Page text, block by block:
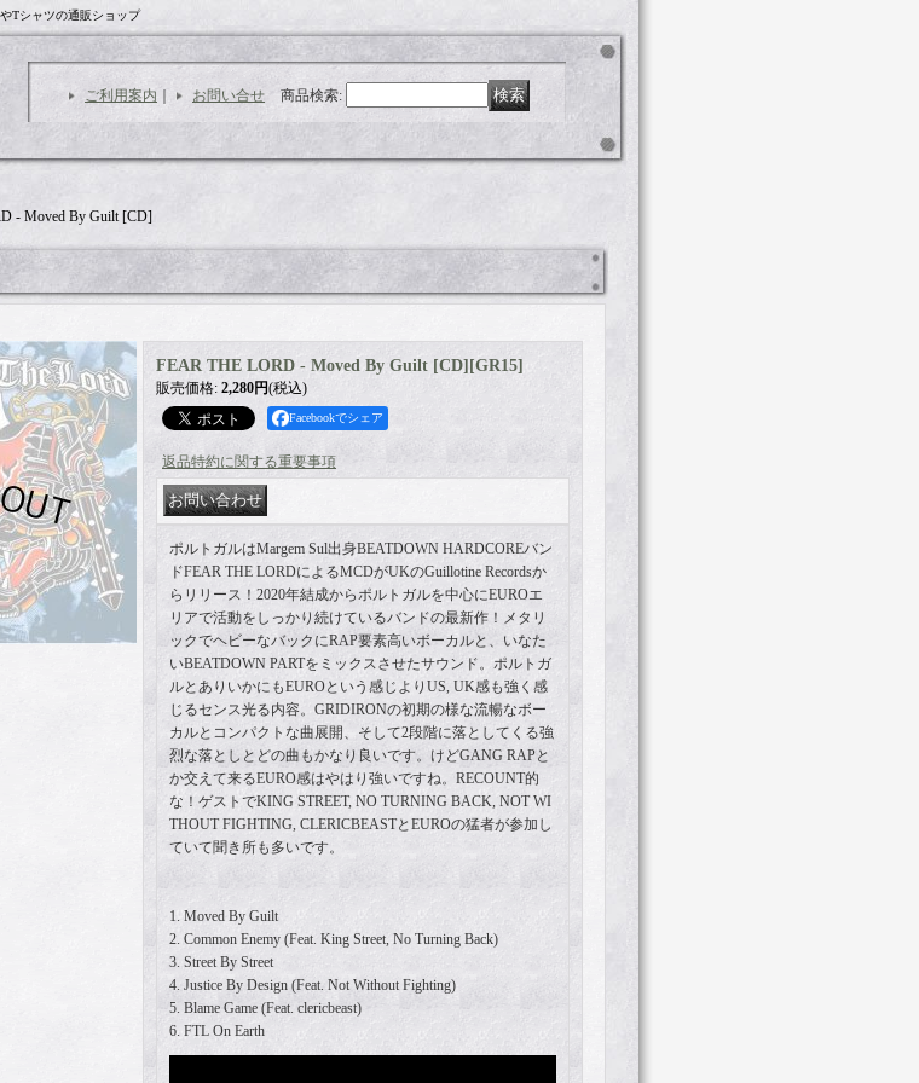
Tシャツの通販ショップ
ご利用案内 お問い合せ 商品検索:
- Moved By Guilt [CD]
FEAR THE LORD - Moved By Guilt [CD] [GR15]
販売価格: 2,280円(税込)
Facebookでシェア
返品特約に関する重要事項
ポルトガルはMargem Sul出身BEATDOWN HARDCOREバン
ドFEAR THE LORDによるMCDがUKのGuillotine Recordsか
らリリース！2020年結成からポルトガルを中心にEUROエ
リアで活動をしっかり続けているバンドの最新作！メタリ
ックでヘビーなバックにRAP要素高いボーカルと、いなた
いBEATDOWN PARTをミックスさせたサウンド。ポルトガ
ルとありいかにもEUROという感じよりUS, UK感も強く感
じるセンス光る内容。GRIDIRONの初期の様な流暢なボー
カルとコンパクトな曲展開、そして2段階に落としてくる強
烈な落としとどの曲もかなり良いです。けどGANG RAPと
か交えて来るEURO感はやはり強いですね。RECOUNT的
な！ゲストでKING STREET, NO TURNING BACK, NOT WI
THOUT FIGHTING, CLERICBEASTとEUROの猛者が参加し
ていて聞き所も多いです。
1. Moved By Guilt
2. Common Enemy (Feat. King Street, No Turning Back)
3. Street By Street
4. Justice By Design (Feat. Not Without Fighting)
5. Blame Game (Feat. clericbeast)
6. FTL On Earth